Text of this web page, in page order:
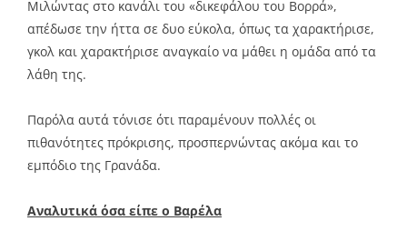
Μιλώντας στο κανάλι του «δικεφάλου του Βορρά»,
απέδωσε την ήττα σε δυο εύκολα, όπως τα χαρακτήρισε,
γκολ και χαρακτήρισε αναγκαίο να μάθει η ομάδα από τα
λάθη της.
Παρόλα αυτά τόνισε ότι παραμένουν πολλές οι
πιθανότητες πρόκρισης, προσπερνώντας ακόμα και το
εμπόδιο της Γρανάδα.
Αναλυτικά όσα είπε ο Βαρέλα